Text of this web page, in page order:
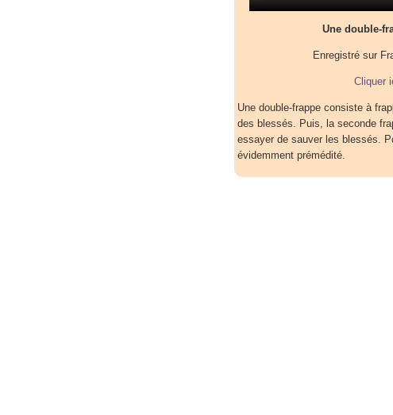
Une double-
Enregistré sur
Cliquer
Une double-frappe consiste à
des blessés. Puis, la seconde
essayer de sauver les blessés.
évidemment prémédité.